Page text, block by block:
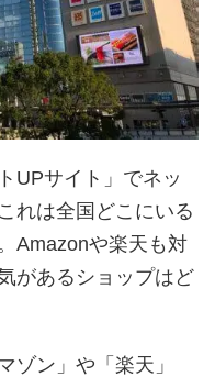
UPサイト」でネッ
れは全国どこにいる
Amazonや楽天も対
があるショップはど
ゾン」や「楽天」